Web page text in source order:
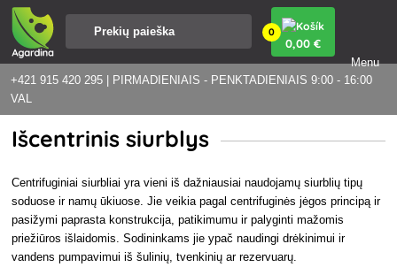
+421 915 420 295 | PIRMADIENIAIS - PENKTADIENIAIS 9:00 - 16:00
VAL
0
0,00 €
Menu
Išcentrinis siurblys
Centrifuginiai siurbliai yra vieni iš dažniausiai naudojamų siurblių tipų
soduose ir namų ūkiuose. Jie veikia pagal centrifuginės jėgos principą ir
pasižymi paprasta konstrukcija, patikimumu ir palyginti mažomis
priežiūros išlaidomis. Sodininkams jie ypač naudingi drėkinimui ir
vandens pumpavimui iš šulinių, tvenkinių ar rezervuarų.